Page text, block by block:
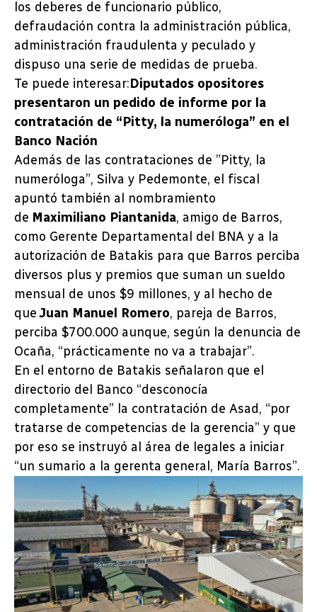
los deberes de funcionario público,
defraudación contra la administración pública,
administración fraudulenta y peculado y
dispuso una serie de medidas de prueba.
Te puede interesar:Diputados opositores
presentaron un pedido de informe por la
contratación de “Pitty, la numeróloga” en el
Banco Nación
Además de las contrataciones de ”Pitty, la
numeróloga”, Silva y Pedemonte, el fiscal
apuntó también al nombramiento
de Maximiliano Piantanida, amigo de Barros,
como Gerente Departamental del BNA y a la
autorización de Batakis para que Barros perciba
diversos plus y premios que suman un sueldo
mensual de unos $9 millones, y al hecho de
queJuan Manuel Romero, pareja de Barros,
perciba $700.000 aunque, según la denuncia de
Ocaña, “prácticamente no va a trabajar”.
En el entorno de Batakis señalaron que el
directorio del Banco “desconocía
completamente” la contratación de Asad, “por
tratarse de competencias de la gerencia” y que
por eso se instruyó al área de legales a iniciar
“un sumario a la gerenta general, María Barros”.